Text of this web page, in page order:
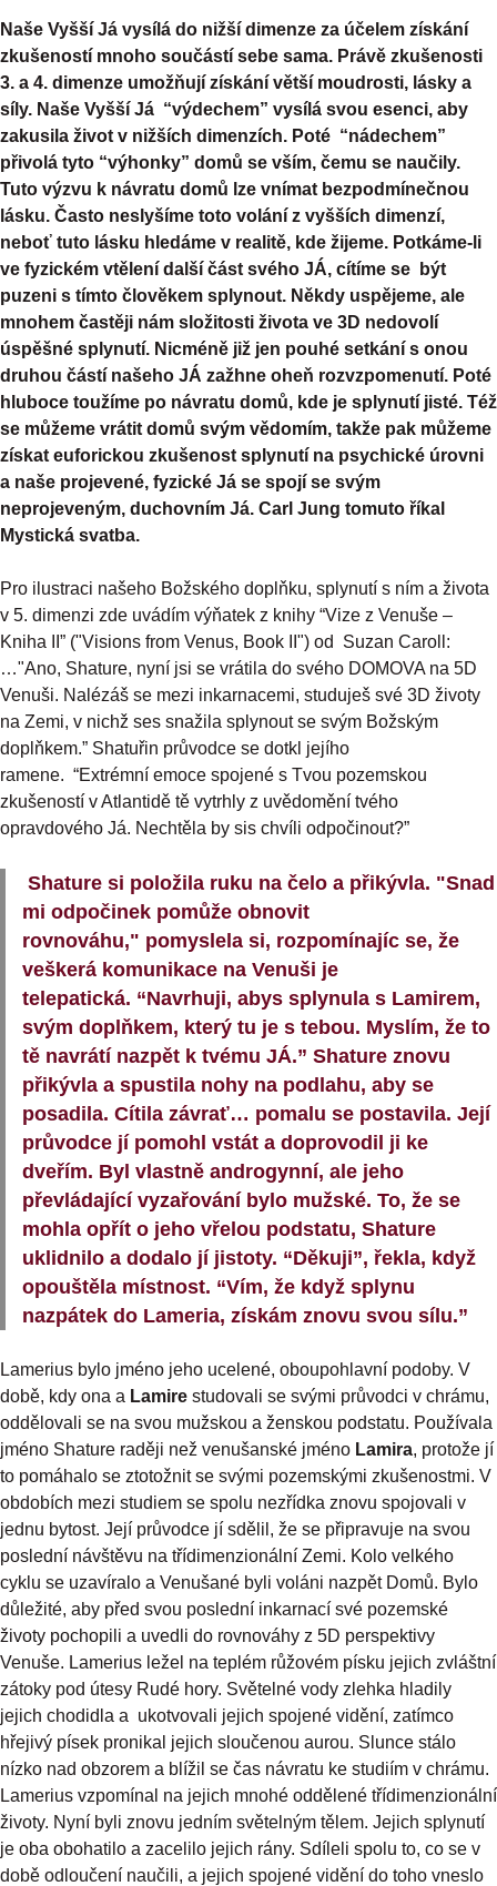
Naše Vyšší Já vysílá do nižší dimenze za účelem získání
zkušeností mnoho součástí sebe sama. Právě zkušenosti
3. a 4. dimenze umožňují získání větší moudrosti, lásky a
síly. Naše Vyšší Já “výdechem” vysílá svou esenci, aby
zakusila život v nižších dimenzích. Poté “nádechem”
přivolá tyto “výhonky” domů se vším, čemu se naučily.
Tuto výzvu k návratu domů lze vnímat bezpodmínečnou
lásku. Často neslyšíme toto volání z vyšších dimenzí,
neboť tuto lásku hledáme v realitě, kde žijeme. Potkáme-li
ve fyzickém vtělení další část svého JÁ, cítíme se být
puzeni s tímto člověkem splynout. Někdy uspějeme, ale
mnohem častěji nám složitosti života ve 3D nedovolí
úspěšné splynutí. Nicméně již jen pouhé setkání s onou
druhou částí našeho JÁ zažhne oheň rozvzpomenutí. Poté
hluboce toužíme po návratu domů, kde je splynutí jisté. Též
se můžeme vrátit domů svým vědomím, takže pak můžeme
získat euforickou zkušenost splynutí na psychické úrovni
a naše projevené, fyzické Já se spojí se svým
neprojeveným, duchovním Já. Carl Jung tomuto říkal
Mystická svatba.
Pro ilustraci našeho Božského doplňku, splynutí s ním a života
v 5. dimenzi zde uvádím výňatek z knihy “Vize z Venuše –
Kniha II” ("Visions from Venus, Book II") od Suzan Caroll:
…"Ano, Shature, nyní jsi se vrátila do svého DOMOVA na 5D
Venuši. Nalézáš se mezi inkarnacemi, studuješ své 3D životy
na Zemi, v nichž ses snažila splynout se svým Božským
doplňkem.” Shatuřin průvodce se dotkl jejího
ramene. “Extrémní emoce spojené s Tvou pozemskou
zkušeností v Atlantidě tě vytrhly z uvědomění tvého
opravdového Já. Nechtěla by sis chvíli odpočinout?”
Shature si položila ruku na čelo a přikývla. "Snad
mi odpočinek pomůže obnovit
rovnováhu," pomyslela si, rozpomínajíc se, že
veškerá komunikace na Venuši je
telepatická. “Navrhuji, abys splynula s Lamirem,
svým doplňkem, který tu je s tebou. Myslím, že to
tě navrátí nazpět k tvému JÁ.” Shature znovu
přikývla a spustila nohy na podlahu, aby se
posadila. Cítila závrať… pomalu se postavila. Její
průvodce jí pomohl vstát a doprovodil ji ke
dveřím. Byl vlastně androgynní, ale jeho
převládající vyzařování bylo mužské. To, že se
mohla opřít o jeho vřelou podstatu, Shature
uklidnilo a dodalo jí jistoty. “Děkuji”, řekla, když
opouštěla místnost. “Vím, že když splynu
nazpátek do Lameria, získám znovu svou sílu.”
Lamerius bylo jméno jeho ucelené, oboupohlavní podoby. V
době, kdy ona a Lamire studovali se svými průvodci v chrámu,
oddělovali se na svou mužskou a ženskou podstatu. Používala
jméno Shature raději než venušanské jméno Lamira, protože jí
to pomáhalo se ztotožnit se svými pozemskými zkušenostmi. V
obdobích mezi studiem se spolu nezřídka znovu spojovali v
jednu bytost. Její průvodce jí sdělil, že se připravuje na svou
poslední návštěvu na třídimenzionální Zemi. Kolo velkého
cyklu se uzavíralo a Venušané byli voláni nazpět Domů. Bylo
důležité, aby před svou poslední inkarnací své pozemské
životy pochopili a uvedli do rovnováhy z 5D perspektivy
Venuše. Lamerius ležel na teplém růžovém písku jejich zvláštní
zátoky pod útesy Rudé hory. Světelné vody zlehka hladily
jejich chodidla a ukotvovali jejich spojené vidění, zatímco
hřejivý písek pronikal jejich sloučenou aurou. Slunce stálo
nízko nad obzorem a blížil se čas návratu ke studiím v chrámu.
Lamerius vzpomínal na jejich mnohé oddělené třídimenzionální
životy. Nyní byli znovu jedním světelným tělem. Jejich splynutí
je oba obohatilo a zacelilo jejich rány. Sdíleli spolu to, co se v
době odloučení naučili, a jejich spojené vidění do toho vneslo